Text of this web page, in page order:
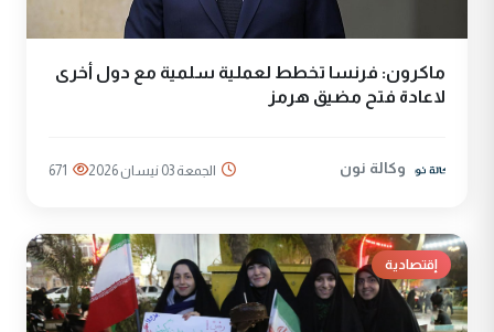
ماكرون: فرنسا تخطط لعملية سلمية مع دول أخرى
لاعادة فتح مضيق هرمز
وكالة نون الجمعة 03 نيسان 2026 671
إقتصادية